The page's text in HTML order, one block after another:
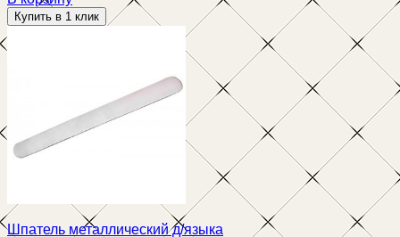
сравнить
Шпатель металлический д/языка